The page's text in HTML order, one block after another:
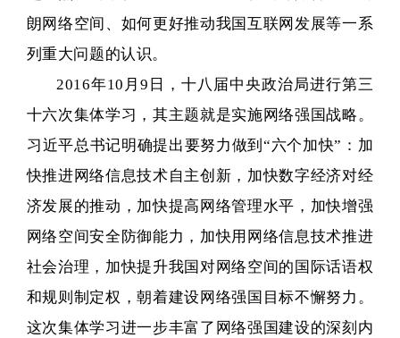
朗网络空间、如何更好推动我国互联网发展等一系
列重大问题的认识。
2016年10月9日，十八届中央政治局进行第三
十六次集体学习，其主题就是实施网络强国战略。
习近平总书记明确提出要努力做到“六个加快”：加
快推进网络信息技术自主创新，加快数字经济对经
济发展的推动，加快提高网络管理水平，加快增强
网络空间安全防御能力，加快用网络信息技术推进
社会治理，加快提升我国对网络空间的国际话语权
和规则制定权，朝着建设网络强国目标不懈努力。
这次集体学习进一步丰富了网络强国建设的深刻内